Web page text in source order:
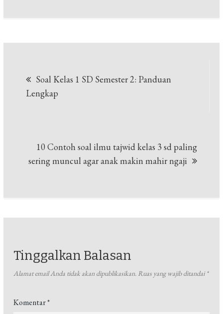
pos
Soal Kelas 1 SD Semester 2: Panduan
Lengkap
10 Contoh soal ilmu tajwid kelas 3 sd paling
sering muncul agar anak makin mahir ngaji
Tinggalkan Balasan
Alamat email Anda tidak akan dipublikasikan. Ruas yang wajib ditandai *
Komentar*